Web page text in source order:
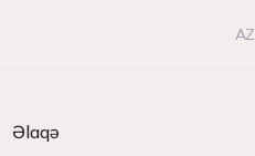
AZ
Əlaqə